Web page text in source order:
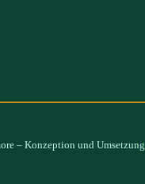
– Konzeption und Umsetzung